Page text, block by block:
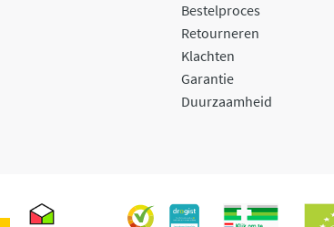
Bestelproces
Retourneren
Klachten
Garantie
Duurzaamheid